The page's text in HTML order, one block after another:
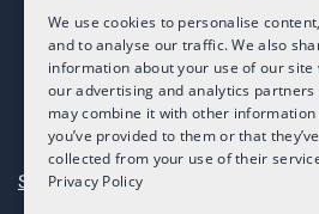
Copyright 2025 The Art
Sitemap
We use cookies to personalise
and to analyse our traffic. We also
information about your use of our site
our advertising and analytics partners
may combine it with other information
you’ve provided to them or that they’ve
collected from your use of their
Privacy Policy